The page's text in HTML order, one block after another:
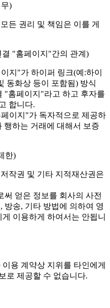
)
든 권리 및 책임은 이를 게
"홈페이지"간의 관계)
지"가 하이퍼 링크(예:하이
동화상 등이 포함됨) 방식
"홈페이지"라고 하고 후자를
합니다.
이지"가 독자적으로 제공하
행하는 거래에 대해서 보증
한)
작권 및 기타 지적재산권은
써 얻은 정보를 회사의 사전
방송, 기타 방법에 의하여 영
이용하게 하여서는 안됩니
용 계약상 지위를 타인에게
로 제공할 수 없습니다.